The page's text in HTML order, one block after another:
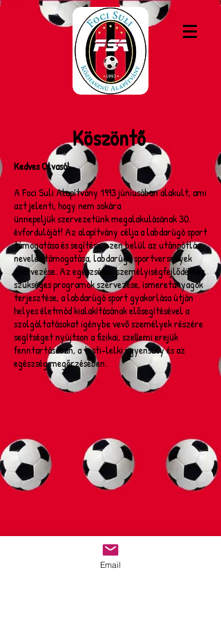
Köszöntő
Kedves Olvasó!
A Foci Suli Alapítvány 1993 júniusában alakult, ami
azt jelenti, hogy nem sokára
ünnepeljük szervezetünk megalakulásának 30.
évfordulóját! Az alapítvány célja a labdarúgó sport
támogatása és segítése, ezen belül az utánpótlás
nevelés támogatása, labdarúgó sportversenyek
szervezése. Az egészséges személyiségfejlődéshez
szükséges programok szervezése, ismeretanyagok
terjesztése, a labdarúgó sport gyakorlása útján
helyes életmód kialakításának elősegítésével a
szolgáltatásokat igénybe vevő személyek részére
segítséget nyújtson a fizikai, szellemi erejük
fenntartásában, a testi-lelki egyensúly és az
egészség megőrzésében.
Email